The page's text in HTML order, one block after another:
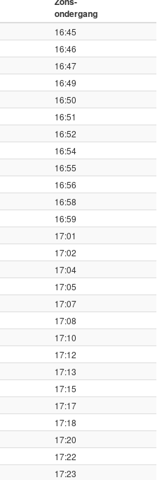
ondergang
16:45
16:46
16:47
16:49
16:50
16:51
16:52
16:54
16:55
16:56
16:58
16:59
17:01
17:02
17:04
17:05
17:07
17:08
17:10
17:12
17:13
17:15
17:17
17:18
17:20
17:22
17:23